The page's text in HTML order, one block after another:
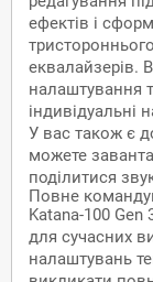
ефектів і
еквалайзерів.
налаштування
індивідуальні
У вас також є
можете
поділитися
Повне
Katana-100 Gen
для сучасних
налаштувань